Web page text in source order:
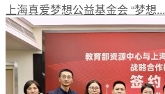
伙伴发展
评估报告
上海真爱梦想公益基金会 “梦想...